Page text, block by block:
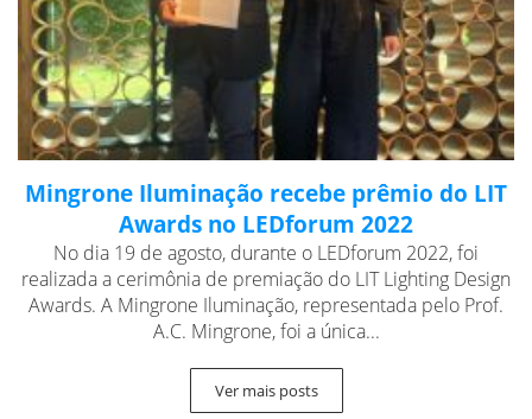
Mingrone Iluminação recebe prêmio do LIT
Awards no LEDforum 2022
No dia 19 de agosto, durante o LEDforum 2022, foi
realizada a cerimônia de premiação do LIT Lighting Design
Awards. A Mingrone Iluminação, representada pelo Prof.
A.C. Mingrone, foi a única...
Ver mais posts